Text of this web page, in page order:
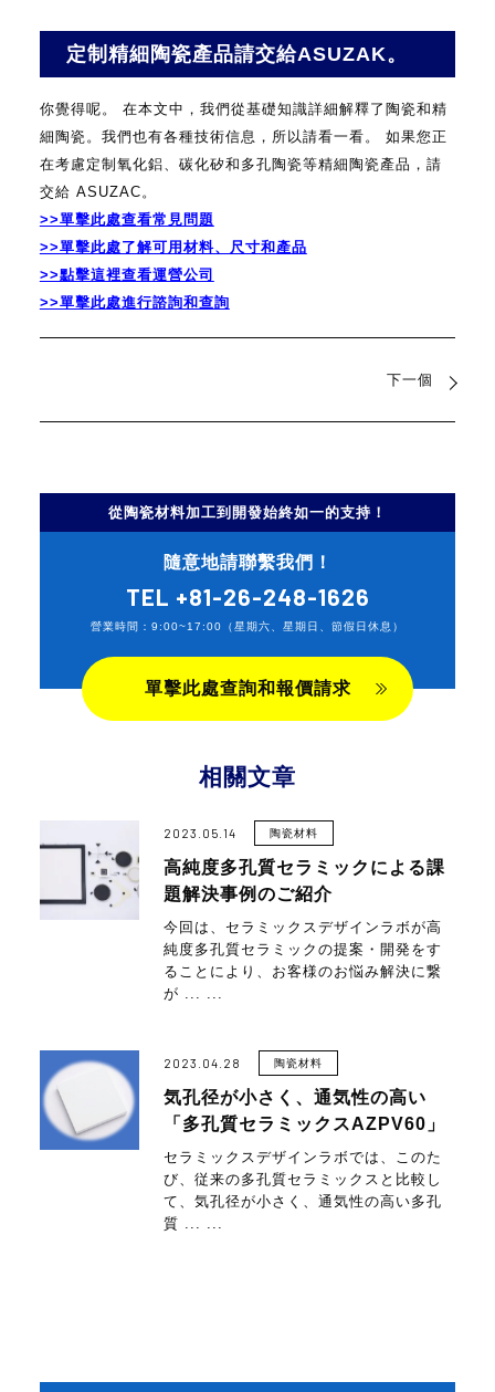
定制精細陶瓷產品請交給ASUZAK。
你覺得呢。
在本文中，我們從基礎知識詳細解釋了陶瓷和精
細陶瓷。我們也有各種技術信息，所以請看一看。
如果您正
在考慮定制氧化鋁、碳化矽和多孔陶瓷等精細陶瓷產品，請
交給 ASUZAC。
>>單擊此處查看常見問題
>>單擊此處了解可用材料、尺寸和產品
>>點擊這裡查看運營公司
>>單擊此處進行諮詢和查詢
下一個
從陶瓷材料加工到開發始終如一的支持！
隨意地請聯繫我們！
TEL +81-26-248-1626
營業時間：9:00~17:00（星期六、星期日、節假日休息）
單擊此處查詢和報價請求
相關文章
2023.05.14 陶瓷材料
高純度多孔質セラミックによる課
題解決事例のご紹介
今回は、セラミックスデザインラボが高
純度多孔質セラミックの提案・開発をす
ることにより、お客様のお悩み解決に繋
が ... ...
2023.04.28 陶瓷材料
気孔径が小さく、通気性の高い
「多孔質セラミックスAZPV60」
セラミックスデザインラボでは、このた
び、従来の多孔質セラミックスと比較し
て、気孔径が小さく、通気性の高い多孔
質 ... ...